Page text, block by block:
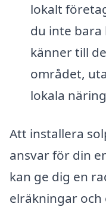
lokalt
du inte bara
känner till
området,
lokala
Att installera
ansvar för din
kan ge dig en
elräkningar